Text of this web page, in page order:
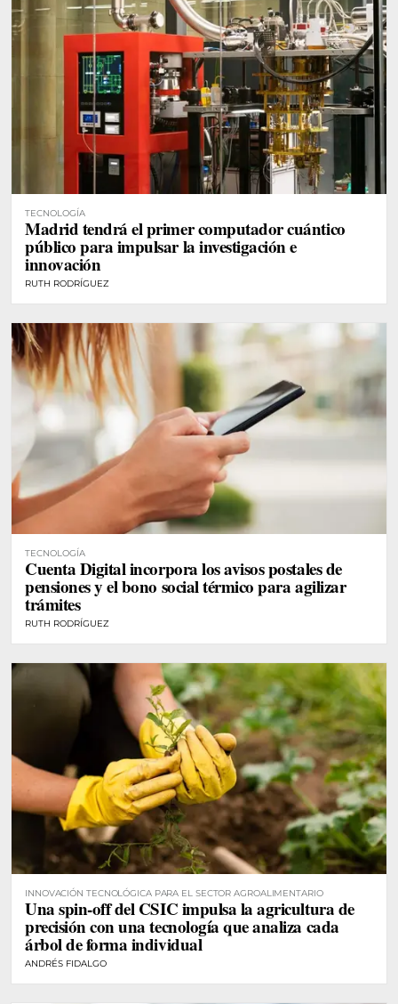
TECNOLOGÍA
Madrid tendrá el primer computador cuántico
público para impulsar la investigación e
innovación
RUTH RODRÍGUEZ
TECNOLOGÍA
Cuenta Digital incorpora los avisos postales de
pensiones y el bono social térmico para agilizar
trámites
RUTH RODRÍGUEZ
INNOVACIÓN TECNOLÓGICA PARA EL SECTOR AGROALIMENTARIO
Una spin-off del CSIC impulsa la agricultura de
precisión con una tecnología que analiza cada
árbol de forma individual
ANDRÉS FIDALGO